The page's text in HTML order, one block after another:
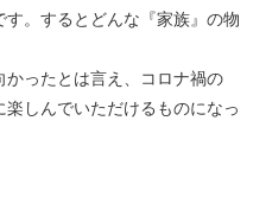
。するとどんな『家族』の物
ったとは言え、コロナ禍の
しんでいただけるものになっ